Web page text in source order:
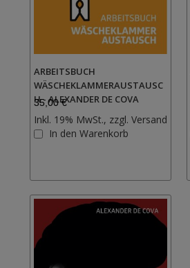
ARBEITSBUCH
WÄSCHEKLAMMERAUSTAUSC
H - ALEXANDER DE COVA
35,00 €
Inkl. 19% MwSt., zzgl. Versand
In den Warenkorb